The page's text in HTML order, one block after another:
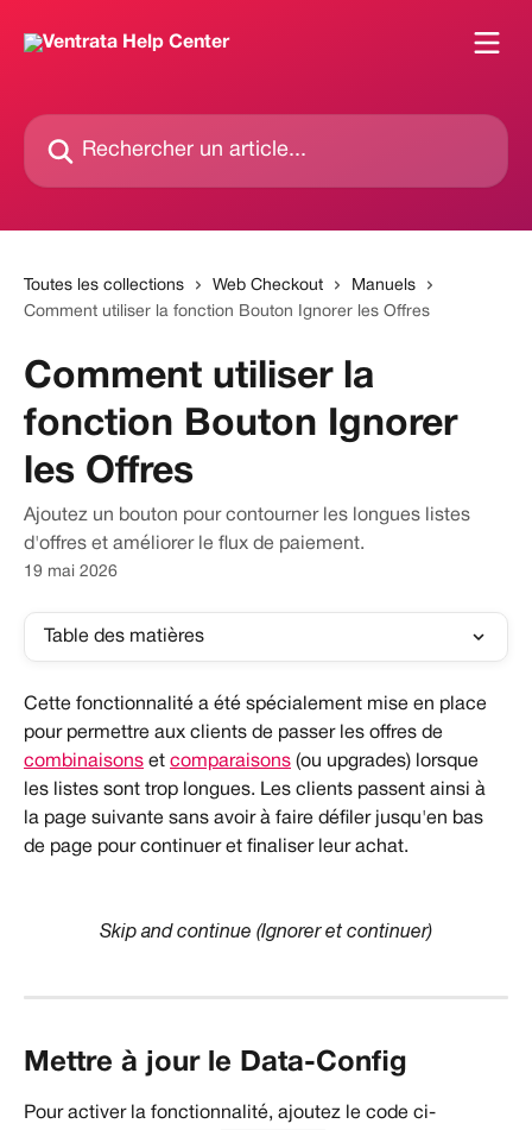
Rechercher un article...
Toutes les collections Web Checkout
Manuels
Comment utiliser la fonction Bouton Ignorer les Offres
Comment utiliser la
fonction Bouton Ignorer
les Offres
Ajoutez un bouton pour contourner les longues listes
d'offres et améliorer le flux de paiement.
19 mai 2026
Table des matières
Cette fonctionnalité a été spécialement mise en place
pour permettre aux clients de passer les offres de
combinaisons et comparaisons (ou upgrades) lorsque
les listes sont trop longues. Les clients passent ainsi à
la page suivante sans avoir à faire défiler jusqu'en bas
de page pour continuer et finaliser leur achat.
Skip and continue (Ignorer et continuer)
Mettre à jour le Data-Config
Pour activer la fonctionnalité, ajoutez le code ci-